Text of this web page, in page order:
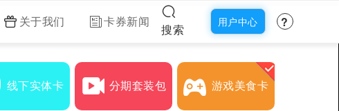
关于我们 卡券新闻
搜索
用户中心 ?
线下实体卡 分期套装包 游戏美食卡